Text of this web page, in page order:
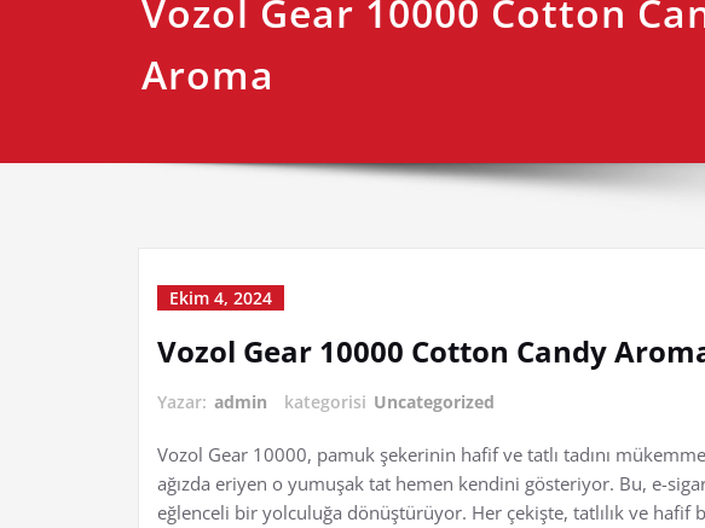
Vozol Gear 10000 Cotton
Aroma
Ekim 4, 2024
Vozol Gear 10000 Cotton Candy
Yazar: admin kategorisi Uncategorized
Vozol Gear 10000, pamuk şekerinin hafif ve tatlı tadını
ağızda eriyen o yumuşak tat hemen kendini gösteriyor. Bu, e-
eğlenceli bir yolculuğa dönüştürüyor. Her çekişte, tatlılık ve hafif